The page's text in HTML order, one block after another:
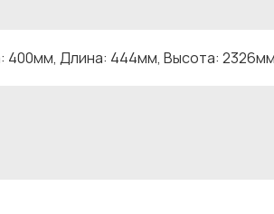
Длина: 444мм, Высота: